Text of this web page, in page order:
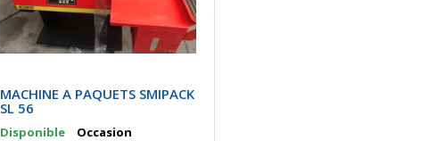
MACHINE A PAQUETS SMIPACK
SL 56
Disponible Occasion